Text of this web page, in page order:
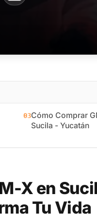
03Cómo Comprar
Sucila - Yucatán
X en
Tu Vida